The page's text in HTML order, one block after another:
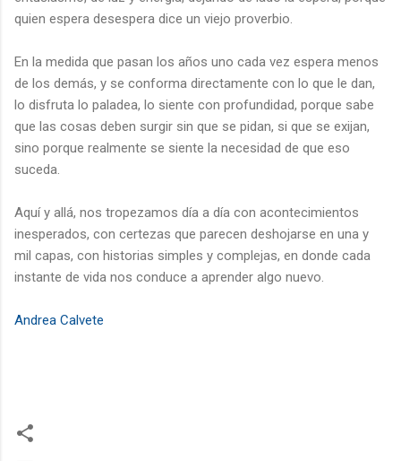
quien espera desespera dice un viejo proverbio.
En la medida que pasan los años uno cada vez espera menos
de los demás, y se conforma directamente con lo que le dan,
lo disfruta lo paladea, lo siente con profundidad, porque sabe
que las cosas deben surgir sin que se pidan, si que se exijan,
sino porque realmente se siente la necesidad de que eso
suceda.
Aquí y allá, nos tropezamos día a día con acontecimientos
inesperados, con certezas que parecen deshojarse en una y
mil capas, con historias simples y complejas, en donde cada
instante de vida nos conduce a aprender algo nuevo.
Andrea Calvete